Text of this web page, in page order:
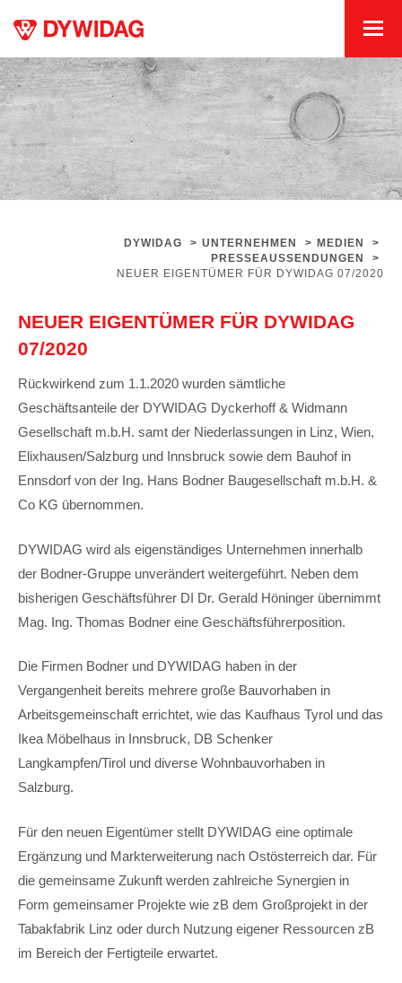
DYWIDAG > UNTERNEHMEN > MEDIEN
>
PRESSEAUSSENDUNGEN
>
NEUER EIGENTÜMER FÜR DYWIDAG 07/2020
NEUER EIGENTÜMER FÜR DYWIDAG
07/2020
Rückwirkend zum 1.1.2020 wurden sämtliche
Geschäftsanteile der DYWIDAG Dyckerhoff & Widmann
Gesellschaft m.b.H. samt der Niederlassungen in Linz, Wien,
Elixhausen/Salzburg und Innsbruck sowie dem Bauhof in
Ennsdorf von der Ing. Hans Bodner Baugesellschaft m.b.H. &
Co KG übernommen.
DYWIDAG wird als eigenständiges Unternehmen innerhalb
der Bodner-Gruppe unverändert weitergeführt. Neben dem
bisherigen Geschäftsführer DI Dr. Gerald Höninger übernimmt
Mag. Ing. Thomas Bodner eine Geschäftsführerposition.
Die Firmen Bodner und DYWIDAG haben in der
Vergangenheit bereits mehrere große Bauvorhaben in
Arbeitsgemeinschaft errichtet, wie das Kaufhaus Tyrol und das
Ikea Möbelhaus in Innsbruck, DB Schenker
Langkampfen/Tirol und diverse Wohnbauvorhaben in
Salzburg.
Für den neuen Eigentümer stellt DYWIDAG eine optimale
Ergänzung und Markterweiterung nach Ostösterreich dar. Für
die gemeinsame Zukunft werden zahlreiche Synergien in
Form gemeinsamer Projekte wie zB dem Großprojekt in der
Tabakfabrik Linz oder durch Nutzung eigener Ressourcen zB
im Bereich der Fertigteile erwartet.